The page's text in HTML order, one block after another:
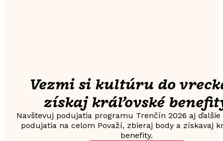
Vezmi si kultúru do
získaj kráľovské
Navštevuj podujatia programu Trenčín 2026 aj
podujatia na celom Považí, zbieraj body a získavaj
benefity.